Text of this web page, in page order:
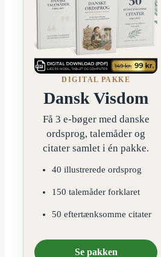
DIGITAL PAKKE
Dansk Visdom
Få 3 e-bøger med danske
ordsprog, talemåder og
citater samlet i én pakke.
40 illustrerede ordsprog
150 talemåder forklaret
50 eftertænksomme citater
Se pakken